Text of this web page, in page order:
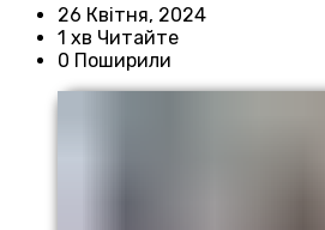
26 Квітня, 2024
1 хв Читайте
0 Поширили